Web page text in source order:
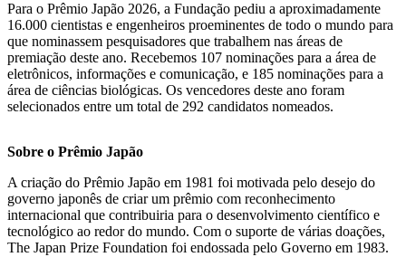
Para o Prêmio Japão 2026, a Fundação pediu a aproximadamente
16.000 cientistas e engenheiros proeminentes de todo o mundo para
que nominassem pesquisadores que trabalhem nas áreas de
premiação deste ano. Recebemos 107 nominações para a área de
eletrônicos, informações e comunicação, e 185 nominações para a
área de ciências biológicas. Os vencedores deste ano foram
selecionados entre um total de 292 candidatos nomeados.
Sobre o Prêmio Japão
A criação do Prêmio Japão em 1981 foi motivada pelo desejo do
governo japonês de criar um prêmio com reconhecimento
internacional que contribuiria para o desenvolvimento científico e
tecnológico ao redor do mundo. Com o suporte de várias doações,
The Japan Prize Foundation foi endossada pelo Governo em 1983.